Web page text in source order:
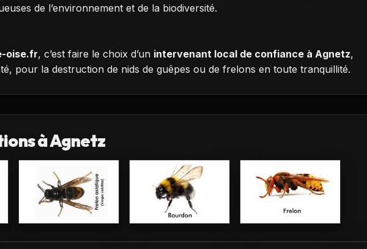
de l’environnement et de la biodiversité.
oise.fr, c’est faire le choix d’un intervenant local de confiance à Agnetz,
pour la destruction de nids de guêpes ou de frelons en toute tranquillité.
àAgnetz